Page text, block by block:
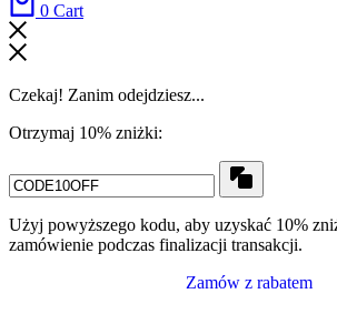
0 Cart
Czekaj! Zanim odejdziesz...
Otrzymaj 10% zniżki:
Użyj powyższego kodu, aby uzyskać 10%
zamówienie podczas finalizacji transakcji.
Zamów z rabatem